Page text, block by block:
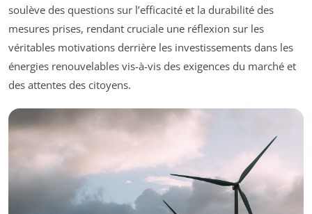
soulève des questions sur l’efficacité et la durabilité des
mesures prises, rendant cruciale une réflexion sur les
véritables motivations derrière les investissements dans les
énergies renouvelables vis-à-vis des exigences du marché et
des attentes des citoyens.